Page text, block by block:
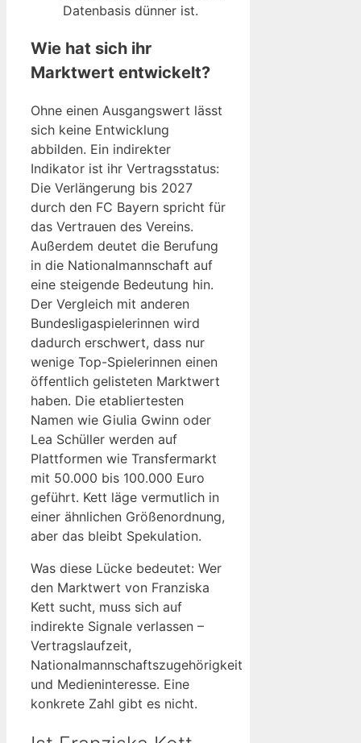
Datenbasis dünner ist.
Wie hat sich ihr
Marktwert entwickelt?
Ohne einen Ausgangswert lässt
sich keine Entwicklung
abbilden. Ein indirekter
Indikator ist ihr Vertragsstatus:
Die Verlängerung bis 2027
durch den FC Bayern spricht für
das Vertrauen des Vereins.
Außerdem deutet die Berufung
in die Nationalmannschaft auf
eine steigende Bedeutung hin.
Der Vergleich mit anderen
Bundesligaspielerinnen wird
dadurch erschwert, dass nur
wenige Top-Spielerinnen einen
öffentlich gelisteten Marktwert
haben. Die etabliertesten
Namen wie Giulia Gwinn oder
Lea Schüller werden auf
Plattformen wie Transfermarkt
mit 50.000 bis 100.000 Euro
geführt. Kett läge vermutlich in
einer ähnlichen Größenordnung,
aber das bleibt Spekulation.
Was diese Lücke bedeutet: Wer
den Marktwert von Franziska
Kett sucht, muss sich auf
indirekte Signale verlassen –
Vertragslaufzeit,
Nationalmannschaftszugehörigkeit
und Medieninteresse. Eine
konkrete Zahl gibt es nicht.